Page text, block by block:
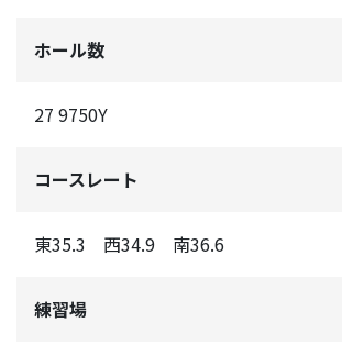
ホール数
27 9750Y
コースレート
東35.3 西34.9 南36.6
練習場